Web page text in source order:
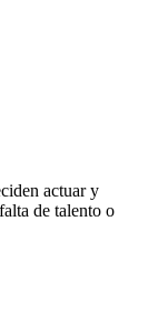
actuar y
de talento o